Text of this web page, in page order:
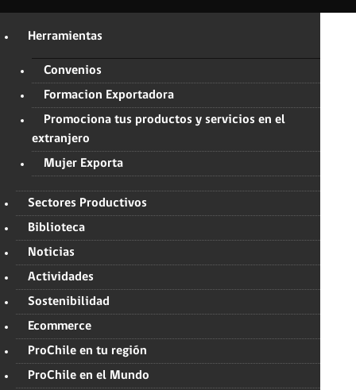
Herramientas
Convenios
Formacion Exportadora
Promociona tus productos y servicios en el
extranjero
Mujer Exporta
Sectores Productivos
Biblioteca
Noticias
Actividades
Sostenibilidad
Ecommerce
ProChile en tu región
ProChile en el Mundo